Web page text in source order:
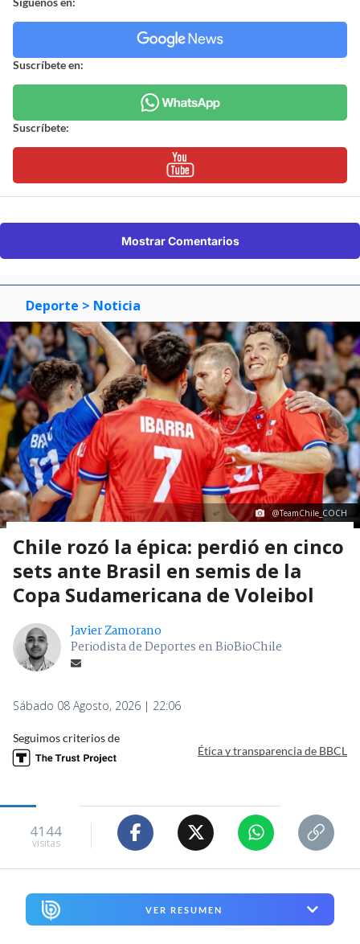
Suscríbete en:
Suscríbete:
Mostrar Comentarios
Deporte > Noticia
@TeamChile_COCH
Chile rozó la épica: perdió en cinco
sets ante Brasil en semis de la
Copa Sudamericana de Voleibol
Javier Zamorano
Periodista de Deportes en BioBioChile
Sábado 08 Agosto, 2026 | 22:06
Seguimos criterios de
Ética y transparencia de BBCL
4144
visitas
VER RESUMEN